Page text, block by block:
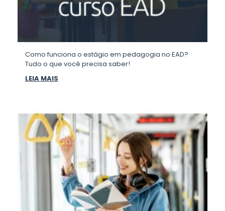
Como funciona o estágio em pedagogia no EAD?
Tudo o que você precisa saber!
LEIA MAIS